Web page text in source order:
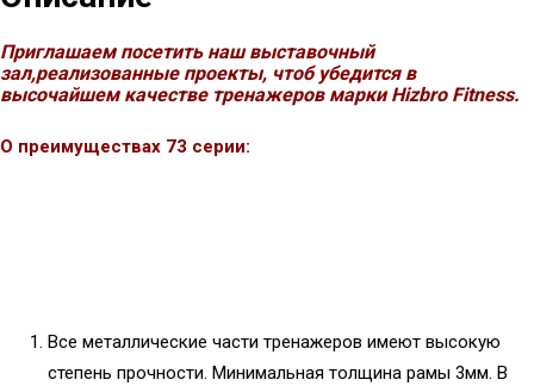
Приглашаем посетить наш выставочный
зал,реализованные проекты, чтоб убедится в
высочайшем качестве тренажеров марки Hizbro Fitness.
О преимуществах 73 серии:
Все металлические части тренажеров имеют высокую
степень прочности. Минимальная толщина рамы 3мм. В